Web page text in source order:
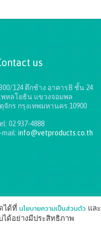
us
124 ตึกช้าง อาคารB ชั้น 24
พหลโยธิน แขวงจอมพล
จักร กรุงเทพมหานคร 10900
02 937-4888
mail: info@vetproducts.co.th
ได้ที่ นโยบายความเป็นส่วนตัว และ
ได้อย่างมีประสิทธิภาพ